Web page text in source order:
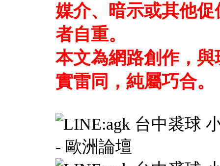
媒介、暗示或其他
者自重。
本文為網路創作，
實雷同，純屬巧合。